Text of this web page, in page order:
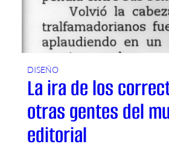
I
G
H
T
DISEÑO
La ira de los
otras gentes del
editorial